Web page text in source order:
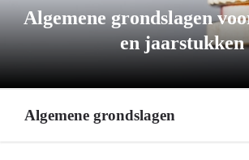
Algemene grondslagen
en jaarstukken
Algemene grondslagen